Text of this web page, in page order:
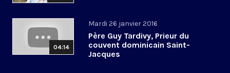
04:14
Mardi 26 janvier 2016
Père Guy Tardivy, Prieur du
couvent dominicain Saint-
Jacques